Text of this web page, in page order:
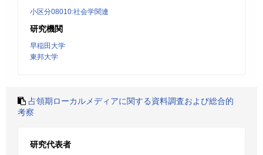
小区分08010:社会学関連
研究機関
早稲田大学
東邦大学
占領期ローカルメディアに関する資料調査および総合的
考察
研究代表者